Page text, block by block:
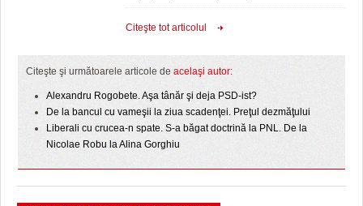
Citeşte tot articolul
Citeşte şi următoarele articole de acelaşi autor:
Alexandru Rogobete. Aşa tânăr şi deja PSD-ist?
De la bancul cu vameşii la ziua scadenţei. Preţul dezmăţului
Liberali cu crucea-n spate. S-a băgat doctrină la PNL. De la
Nicolae Robu la Alina Gorghiu